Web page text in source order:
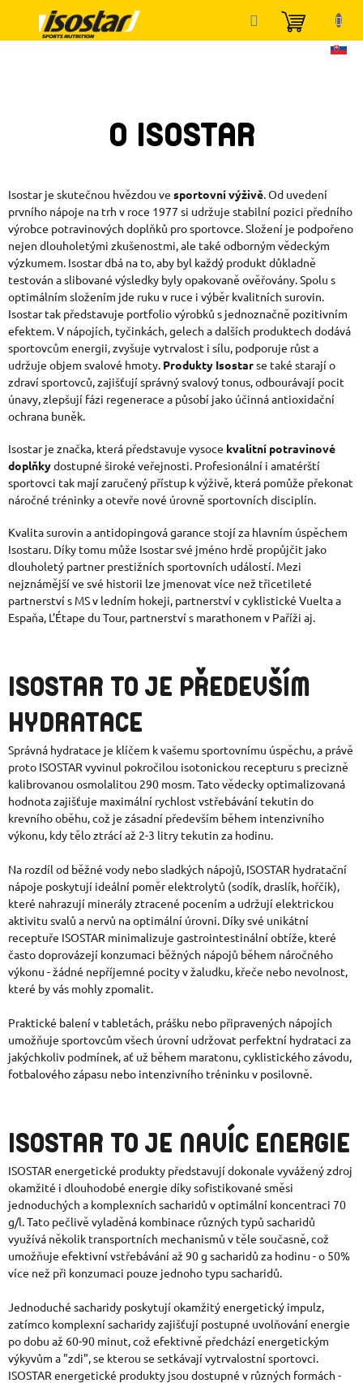
obsah
KOŠÍK
O ISOSTAR
Isostar je skutečnou hvězdou ve sportovní výživě . Od uvedení
prvního nápoje na trh v roce 1977 si udržuje stabilní pozici předního
výrobce potravinových doplňků pro sportovce. Složení je podpořeno
nejen dlouholetými zkušenostmi, ale také odborným vědeckým
výzkumem. Isostar dbá na to, aby byl každý produkt důkladně
testován a slibované výsledky byly opakovaně ověřovány. Spolu s
optimálním složením jde ruku v ruce i výběr kvalitních surovin.
Isostar tak představuje portfolio výrobků s jednoznačně pozitivním
efektem. V nápojích, tyčinkách, gelech a dalších produktech dodává
sportovcům energii, zvyšuje vytrvalost i sílu, podporuje růst a
udržuje objem svalové hmoty. Produkty Isostarse také starají o
zdraví sportovců, zajišťují správný svalový tonus, odbourávají pocit
únavy, zlepšují fázi regenerace a působí jako účinná antioxidační
ochrana buněk.
Isostar je značka, která představuje vysoce kvalitní potravinové
doplňkydostupné široké veřejnosti. Profesionální i amatérští
sportovci tak mají zaručený přístup k výživě, která pomůže překonat
náročné tréninky a otevře nové úrovně sportovních disciplín.
Kvalita surovin a antidopingová garance stojí za hlavním úspěchem
Isostaru. Díky tomu může Isostar své jméno hrdě propůjčit jako
dlouholetý partner prestižních sportovních událostí. Mezi
nejznámější ve své historii lze jmenovat více než třicetileté
partnerství s MS v ledním hokeji, partnerství v cyklistické Vuelta a
Espaňa, L’Étape du Tour, partnerství s marathonem v Paříži aj.
ISOSTAR TO JE PŘEDEVŠÍM
HYDRATACE
Správná hydratace je klíčem k vašemu sportovnímu úspěchu, a právě
proto ISOSTAR vyvinul pokročilou isotonickou recepturu s precizně
kalibrovanou osmolalitou 290 mosm. Tato vědecky optimalizovaná
hodnota zajišťuje maximální rychlost vstřebávání tekutin do
krevního oběhu, což je zásadní především během intenzivního
výkonu, kdy tělo ztrácí až 2-3 litry tekutin za hodinu.
Na rozdíl od běžné vody nebo sladkých nápojů, ISOSTAR hydratační
nápoje poskytují ideální poměr elektrolytů (sodík, draslík, hořčík),
které nahrazují minerály ztracené pocením a udržují elektrickou
aktivitu svalů a nervů na optimální úrovni. Díky své unikátní
receptuře ISOSTAR minimalizuje gastrointestinální obtíže, které
často doprovázejí konzumaci běžných nápojů během náročného
výkonu - žádné nepříjemné pocity v žaludku, křeče nebo nevolnost,
které by vás mohly zpomalit.
Praktické balení v tabletách, prášku nebo připravených nápojích
umožňuje sportovcům všech úrovní udržovat perfektní hydrataci za
jakýchkoliv podmínek, ať už během maratonu, cyklistického závodu,
fotbalového zápasu nebo intenzivního tréninku v posilovně.
ISOSTAR TO JE NAVÍC ENERGIE
ISOSTAR energetické produkty představují dokonale vyvážený zdroj
okamžité i dlouhodobé energie díky sofistikované směsi
jednoduchých a komplexních sacharidů v optimální koncentraci 70
g/l. Tato pečlivě vyladěná kombinace různých typů sacharidů
využívá několik transportních mechanismů v těle současně, což
umožňuje efektivní vstřebávání až 90 g sacharidů za hodinu - o 50%
více než při konzumaci pouze jednoho typu sacharidů.
Jednoduché sacharidy poskytují okamžitý energetický impulz,
zatímco komplexní sacharidy zajišťují postupné uvolňování energie
po dobu až 60-90 minut, což efektivně předchází energetickým
výkyvům a "zdi", se kterou se setkávají vytrvalostní sportovci.
ISOSTAR energetické produkty jsou dostupné v různých formách -